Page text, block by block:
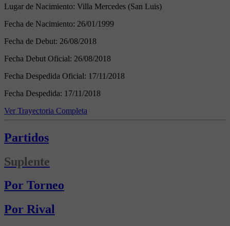
Lugar de Nacimiento: Villa Mercedes (San Luis)
Fecha de Nacimiento: 26/01/1999
Fecha de Debut: 26/08/2018
Fecha Debut Oficial: 26/08/2018
Fecha Despedida Oficial: 17/11/2018
Fecha Despedida: 17/11/2018
Ver Trayectoria Completa
Partidos
Suplente
Por Torneo
Por Rival